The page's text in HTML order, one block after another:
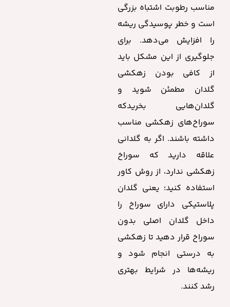
مناسب رطوبت اشتباه بزرگی
است و خطر پوسیدگی ریشه
را افزایش می‌دهد. برای
جلوگیری از این مشکل باید
از کافی بودن زهکشی
گلدان مطمئن شوید و
گلدان‌هایی بخریدکه
سوراخ‌های زهکشی مناسب
داشته باشند. اگر به گلدانی
علاقه دارید که سوراخ
زهکشی ندارد، از روش کاور
استفاده کنید؛ یعنی گلدان
پلاستیکی دارای سوراخ را
داخل گلدان اصلی بدون
سوراخ قرار دهید تا زهکشی
به درستی انجام شود و
ریشه‌ها در شرایط بهتری
رشد کنند.